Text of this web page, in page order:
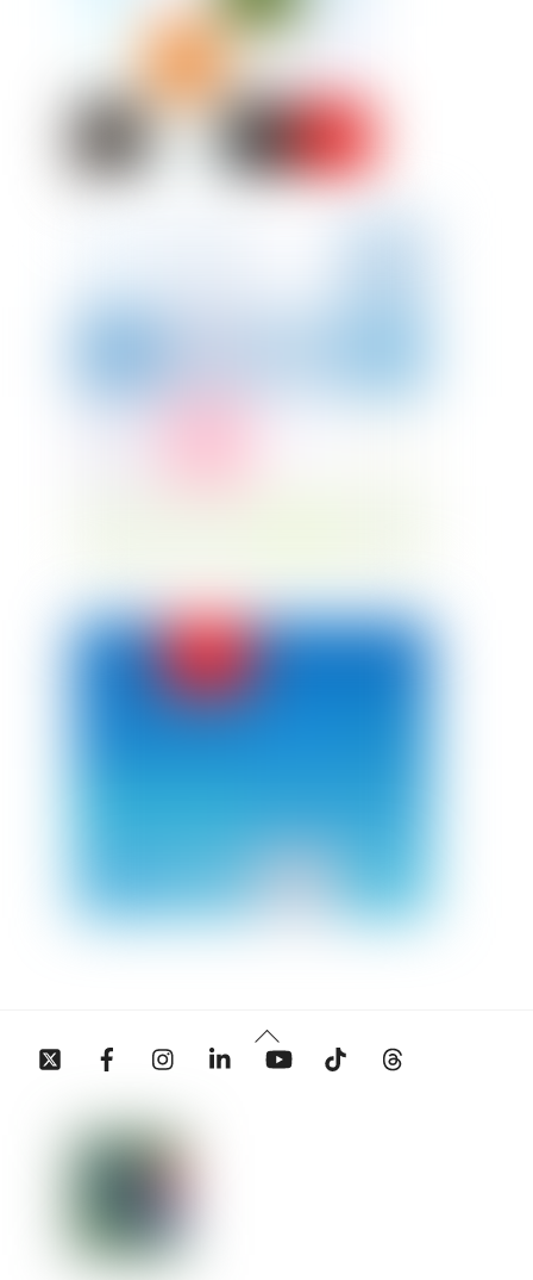
Back
To
Twitter Facebook InstagramLinkedin YouTube Tiktok